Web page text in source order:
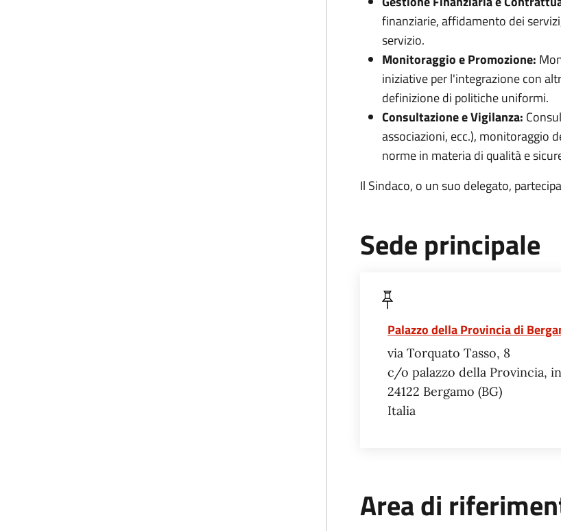
finanziarie, affidamento dei
servizio.
Monitoraggio e Promozione:
iniziative per l'integrazione con
definizione di politiche uniformi.
Consultazione e Vigilanza:
associazioni, ecc.), monitoraggio
norme in materia di qualità e
Il Sindaco, o un suo delegato,
Sede principale
Palazzo della Provincia di
via Torquato Tasso, 8
c/o palazzo della Provincia,
24122 Bergamo BG
Italia
Area di